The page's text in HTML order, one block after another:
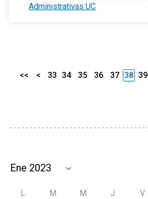
Administrativas UC
<< < 33 34 35 36 37 38 39
L M M J V